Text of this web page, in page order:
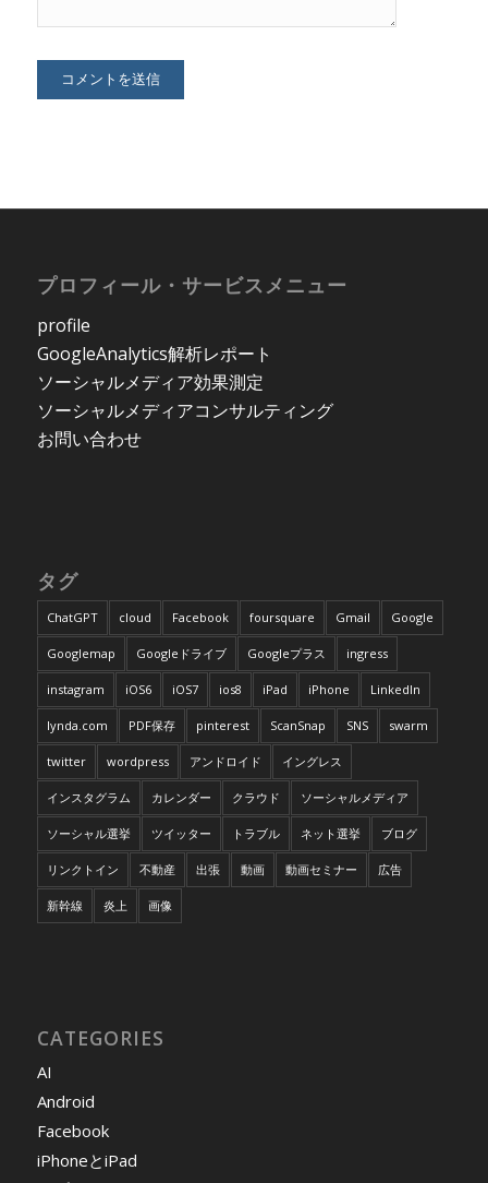
プロフィール・サービスメニュー
profile
GoogleAnalytics解析レポート
ソーシャルメディア効果測定
ソーシャルメディアコンサルティング
お問い合わせ
タグ
ChatGPT cloud Facebook foursquare Gmail Google
Googlemap Googleドライブ Googleプラス ingress
instagram iOS6 iOS7 ios8 iPad iPhone LinkedIn
lynda.com PDF保存 pinterest ScanSnap SNS swarm
twitter wordpress アンドロイド イングレス
インスタグラム カレンダー クラウド ソーシャルメディア
ソーシャル選挙 ツイッター トラブル ネット選挙 ブログ
リンクトイン 不動産 出張 動画 動画セミナー 広告
新幹線 炎上 画像
CATEGORIES
AI
Android
Facebook
iPhoneとiPad